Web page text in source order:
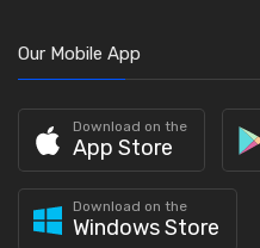
Our Mobile App
Download on the
App Store
Download on the
Windows Store